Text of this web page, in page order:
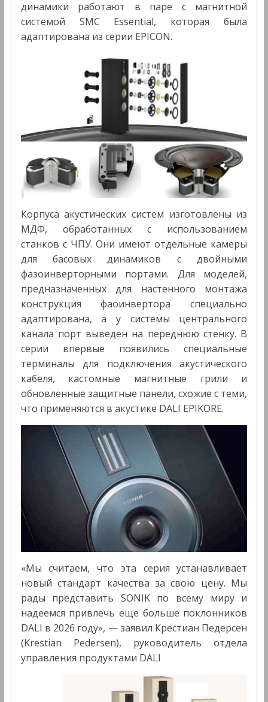
динамики работают в паре с магнитной
системой SMC Essential, которая была
адаптирована из серии EPICON.
Корпуса акустических систем изготовлены из
МДФ, обработанных с использованием
станков с ЧПУ. Они имеют отдельные камеры
для басовых динамиков с двойными
фазоинверторными портами. Для моделей,
предназначенных для настенного монтажа
конструкция фаоинвертора специально
адаптирована, а у системы центрального
канала порт выведен на переднюю стенку. В
серии впервые появились специальные
терминалы для подключения акустического
кабеля, кастомные магнитные грили и
обновленные защитные панели, схожие с теми,
что применяются в акустике DALI EPIKORE.
«Мы считаем, что эта серия устанавливает
новый стандарт качества за свою цену. Мы
рады представить SONIK по всему миру и
надеемся привлечь еще больше поклонников
DALI в 2026 году», — заявил Крестиан Педерсен
(Krestian Pedersen), руководитель отдела
управления продуктами DALI